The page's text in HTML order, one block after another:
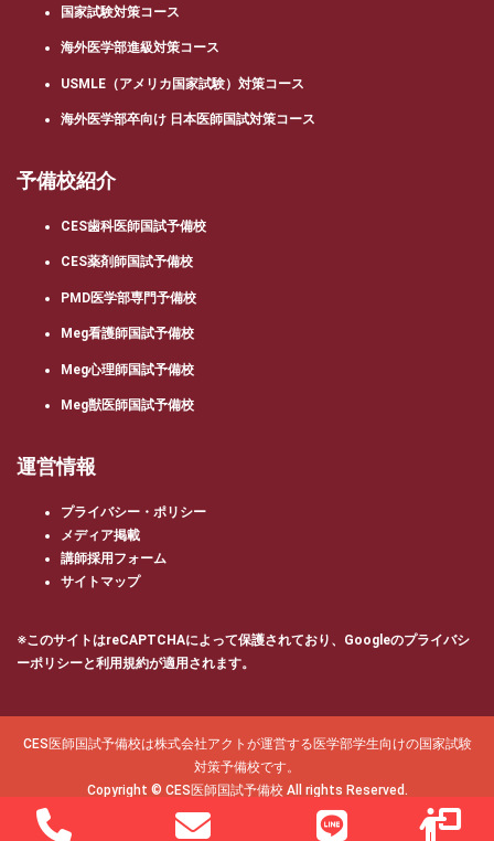
国家試験対策コース
海外医学部進級対策コース
USMLE（アメリカ国家試験）対策コース
海外医学部卒向け 日本医師国試対策コース
予備校紹介
CES歯科医師国試予備校
CES薬剤師国試予備校
PMD医学部専門予備校
Meg看護師国試予備校
Meg心理師国試予備校
Meg獣医師国試予備校
運営情報
プライバシー・ポリシー
メディア掲載
講師採用フォーム
サイトマップ
※このサイトはreCAPTCHAによって保護されており、Googleのプライバシ
ーポリシーと利用規約が適用されます。
CES医師国試予備校は株式会社アクトが運営する医学部学生向けの国家試験
対策予備校です。
Copyright © CES医師国試予備校 All rights Reserved.